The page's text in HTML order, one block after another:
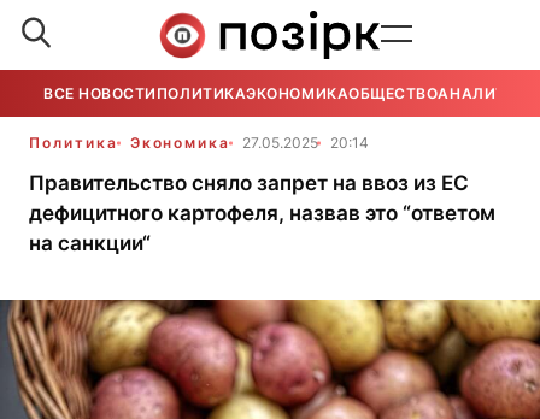
ВСЕ НОВОСТИ ПОЛИТИКАЭКОНОМИКАОБЩЕСТВОАНАЛИТИКА
Политика Экономика 27.05.2025 20:14
Правительство сняло запрет на ввоз из ЕС
дефицитного картофеля, назвав это “ответом
на санкции“